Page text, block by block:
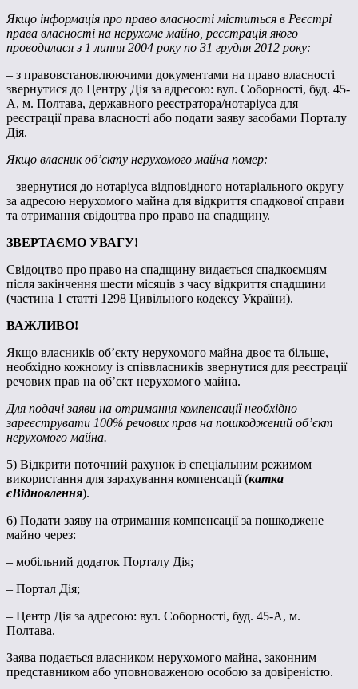
Якщо інформація про право власності міститься в Реєстрі
права власності на нерухоме майно, реєстрація якого
проводилася з 1 липня 2004 року по 31 грудня 2012 року:
– з правовстановлюючими документами на право власності
звернутися до Центру Дія за адресою: вул. Соборності, буд. 45-
А, м. Полтава, державного реєстратора/нотаріуса для
реєстрації права власності або подати заяву засобами Порталу
Дія.
Якщо власник об’єкту нерухомого майна помер:
– звернутися до нотаріуса відповідного нотаріального округу
за адресою нерухомого майна для відкриття спадкової справи
та отримання свідоцтва про право на спадщину.
ЗВЕРТАЄМО УВАГУ!
Свідоцтво про право на спадщину видається спадкоємцям
після закінчення шести місяців з часу відкриття спадщини
(частина 1 статті 1298 Цивільного кодексу України).
ВАЖЛИВО!
Якщо власників об’єкту нерухомого майна двоє та більше,
необхідно кожному із співвласників звернутися для реєстрації
речових прав на об’єкт нерухомого майна.
Для подачі заяви на отримання компенсації необхідно
зареєструвати 100% речових прав на пошкоджений об’єкт
нерухомого майна.
5) Відкрити поточний рахунок із спеціальним режимом
використання для зарахування компенсації (катка
єВідновлення).
6) Подати заяву на отримання компенсації за пошкоджене
майно через:
– мобільний додаток Порталу Дія;
– Портал Дія;
– Центр Дія за адресою: вул. Соборності, буд. 45-А, м.
Полтава.
Заява подається власником нерухомого майна, законним
представником або уповноваженою особою за довіреністю.